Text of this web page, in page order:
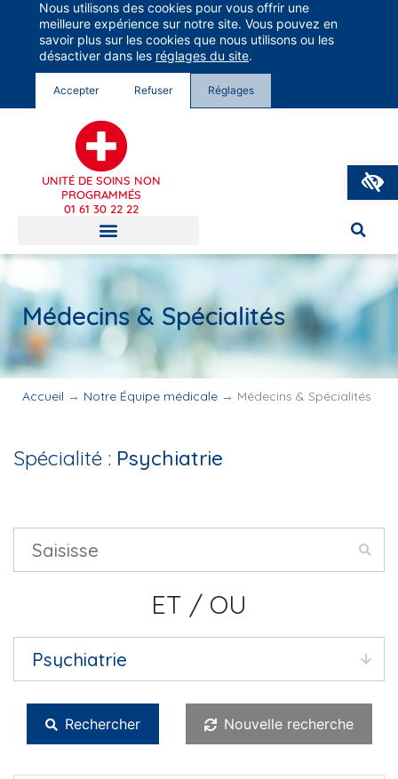
Groupe Vivalto Santé
Entre nous, la vie
UNITÉ DE SOINS NON
PROGRAMMÉS
01 61 30 22 22
Médecins & Spécialités
Accueil → Notre Équipe médicale → Médecins & Spécialités
Spécialité : Psychiatrie
ET / OU
Rechercher Nouvelle recherche
Nous utilisons des cookies pour vous offrir une
meilleure expérience sur notre site. Vous pouvez en
savoir plus sur les cookies que nous utilisons ou les
désactiver dans les réglages du site.
Accepter Refuser Réglages